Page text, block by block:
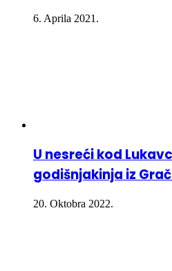
6. Aprila 2021.
U nesreći kod
godišnjakinja iz
20. Oktobra 2022.